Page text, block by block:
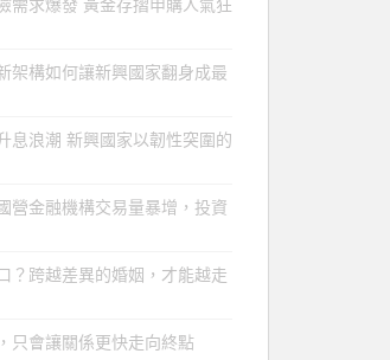
架構如何讓新興國家翻身成最
息浪潮 新興國家以韌性突圍的
營金融機構交易量暴增，投資
？跨越差異的婚姻，才能越走
只會讓關係更快走向終點